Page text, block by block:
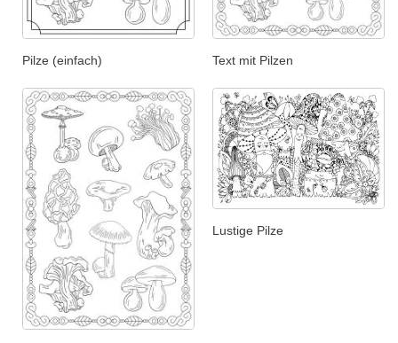
Pilze (einfach) Text mit Pilzen
Lustige Pilze